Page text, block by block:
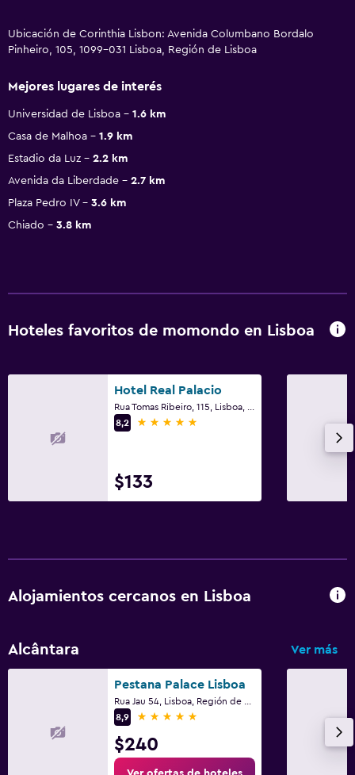
Ubicación de Corinthia Lisbon: Avenida Columbano Bordalo
Pinheiro, 105, 1099-031 Lisboa, Región de Lisboa
Mejores lugares de interés
Universidad de Lisboa
1.6 km
Casa de Malhoa
1.9 km
Estadio da Luz
2.2 km
Avenida da Liberdade
2.7 km
Plaza Pedro IV
3.6 km
Chiado
3.8 km
Hoteles favoritos de momondo en Lisboa
Hotel Real Palacio
8,2
5 estrellas
$133
Alojamientos cercanos en Lisboa
Alcântara Ver más
Pestana Palace Lisboa
8,9
5 estrellas
$240